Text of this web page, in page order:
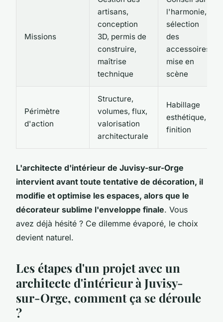
Missions
artisans,
conception
3D, permis de
construire,
maîtrise
technique
l'harmonie,
sélection
des
accessoires,
mise en
scène
Périmètre
d'action
Structure,
volumes, flux,
valorisation
architecturale
Habillage
esthétique,
finition
L'architecte d'intérieur de Juvisy-sur-Orge
intervient avant toute tentative de décoration, il
modifie et optimise les espaces, alors que le
décorateur sublime l'enveloppe finale. Vous
avez déjà hésité ? Ce dilemme évaporé, le choix
devient naturel.
Les étapes d'un projet avec un
architecte d'intérieur à Juvisy-
sur-Orge, comment ça se déroule
?